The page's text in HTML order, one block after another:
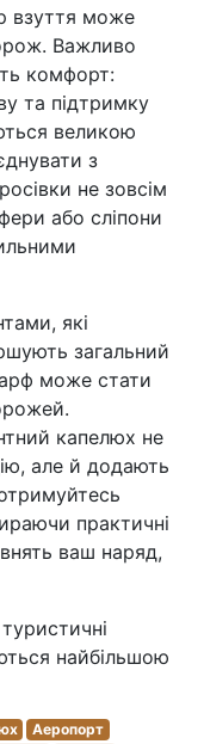
взуття може
Важливо
комфорт:
та підтримку
великою
з
не зовсім
або сліпони
які
загальний
може стати
капелюх не
але й додають
практичні
ваш наряд,
найбільшою
Аеропорт